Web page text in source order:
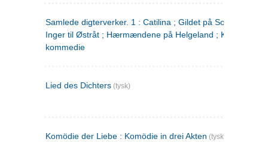
Samlede digterverker. 1 : Catilina ; Gildet på Solhaug ; Fru
Inger til Østråt ; Hærmændene på Helgeland ;
kommedie
Lied des Dichters (tysk)
Komödie der Liebe : Komödie in drei Akten (tysk)